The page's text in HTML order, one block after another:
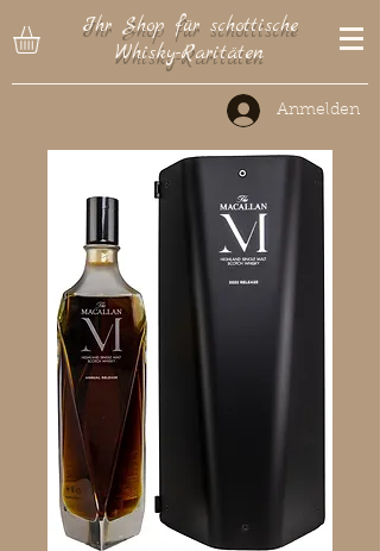
Ihr Shop für schottische
Whisky-Raritäten
Anmelden